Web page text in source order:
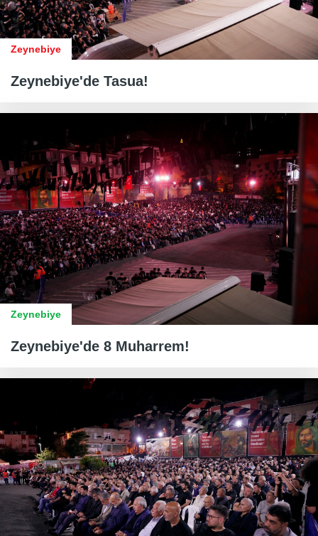
Zeynebiye
Zeynebiye'de Tasua!
Zeynebiye
Zeynebiye'de 8 Muharrem!